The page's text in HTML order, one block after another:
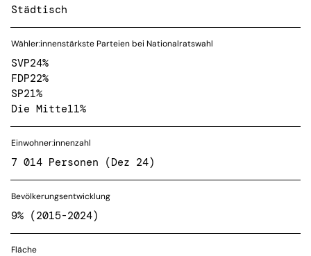
Städtisch
Wähler:innenstärkste Parteien bei Nationalratswahl
SVP24%
FDP22%
SP21%
Die Mitte11%
Einwohner:innenzahl
7 014 Personen (Dez 24)
Bevölkerungsentwicklung
9% (2015-2024)
Fläche